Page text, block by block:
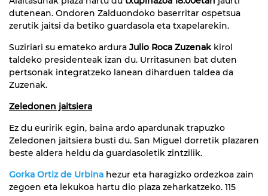
dutenean. Ondoren Zalduondoko baserritar ospetsua
zerutik jaitsi da betiko guardasola eta txapelarekin.
Suziriari su emateko ardura Julio Roca Zuzenak kirol
taldeko presidenteak izan du. Urritasunen bat duten
pertsonak integratzeko lanean diharduen taldea da
Zuzenak.
Zeledonen jaitsiera
Ez du euririk egin, baina ardo apardunak trapuzko
Zeledonen jaitsiera busti du. San Miguel dorretik plazaren
beste aldera heldu da guardasoletik zintzilik.
Gorka Ortiz de Urbina hezur eta haragizko ordezkoa zain
zegoen eta lekukoa hartu dio plaza zeharkatzeko. 115